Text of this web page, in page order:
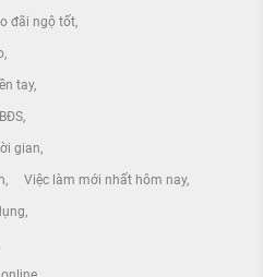
đãi ngộ tốt
tay
gian
Việc làm mới nhất hôm nay